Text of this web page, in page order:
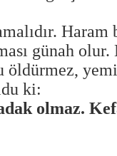
Haram
günah
öldürmez,
ki:
olmaz.